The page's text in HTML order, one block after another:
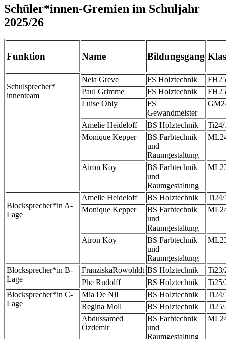
Schüler*innen-Gremien im Schuljahr
2025/26
Funktion Name Bildungsgang
Schulsprecher*
innenteam
Nela Greve FS Holztechnik
FH25
Paul Grimme
FS Holztechnik
FH25
Luise Ohly
FS
Gewandmeister
Amelie Heideloff BS Holztechnik
Monique Kepper
BS Farbtechnik
und
Raumgestaltung
Airon Koy
BS Farbtechnik
und
Raumgestaltung
Blocksprecher*in A-
Lage
Amelie Heideloff BS Holztechnik
Monique Kepper
BS Farbtechnik
und
Raumgestaltung
Airon Koy
BS Farbtechnik
und
Raumgestaltung
Blocksprecher*in B-
Lage
FranziskaRowohldt BS Holztechnik
Phe Rudolff
BS Holztechnik
Blocksprecher*in C-
Lage
Mia De Nil BS Holztechnik
Ti24/
Regina Moll
BS Holztechnik
Ti25/
Abdussamed
Özdemir
BS Farbtechnik
und
Raumgestaltung